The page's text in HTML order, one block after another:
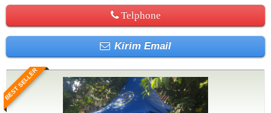
Telphone
Kirim Email
BEST SELLER